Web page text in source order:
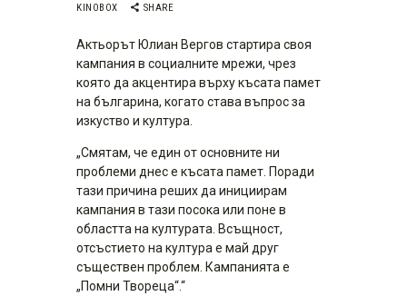
KINOBOX
SHARE
Актьорът Юлиан Вергов стартира своя
кампания в социалните мрежи, чрез
която да акцентира върху късата памет
на българина, когато става въпрос за
изкуство и култура.
„Смятам, че един от основните ни
проблеми днес е късата памет. Поради
тази причина реших да инициирам
кампания в тази посока или поне в
областта на културата. Всъщност,
отсъстието на култура е май друг
съществен проблем. Кампанията е
„Помни Твореца“.“